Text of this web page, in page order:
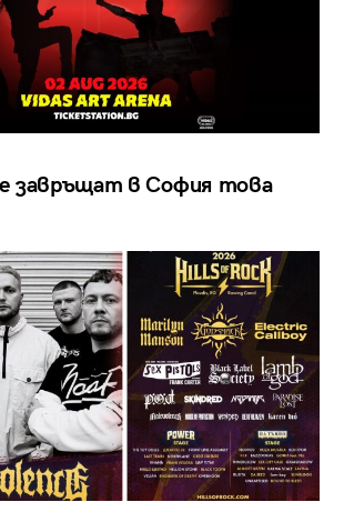
завръщат в София това